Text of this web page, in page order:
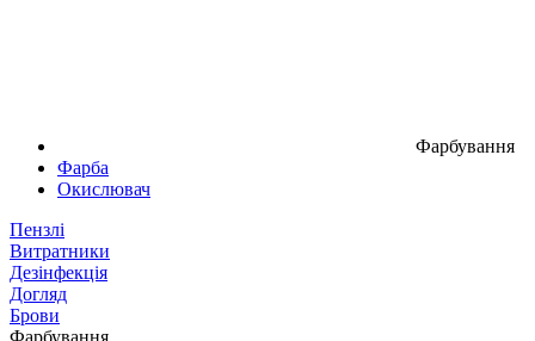
Фарбування
Фарба
Окислювач
Пензлі
Витратники
Дезінфекція
Догляд
Брови
Фарбування